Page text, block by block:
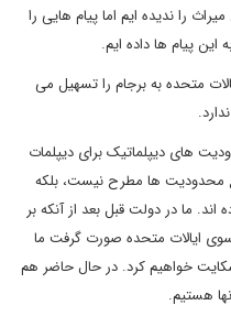
را ندیده ایم اما پیام هایی را
این پیام ها داده ایم.
متحده به برجام را تسهیل می
های دیپلماتیک برای دیپلمات
محدودیت ها مطرح نیست، بلکه
ما در دولت قبل بعد از آنکه بر
ایالات متحده صورت گرفت ما
شکایت خواهیم کرد. در حال حاضر هم
هستیم.